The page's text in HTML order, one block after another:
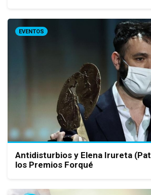
EVENTOS
Antidisturbios y Elena Irureta
los Premios Forqué